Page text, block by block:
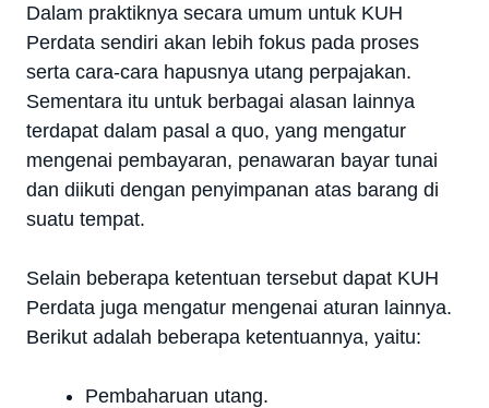
Dalam praktiknya secara umum untuk KUH
Perdata sendiri akan lebih fokus pada proses
serta cara-cara hapusnya utang perpajakan.
Sementara itu untuk berbagai alasan lainnya
terdapat dalam pasal a quo, yang mengatur
mengenai pembayaran, penawaran bayar tunai
dan diikuti dengan penyimpanan atas barang di
suatu tempat.
Selain beberapa ketentuan tersebut dapat KUH
Perdata juga mengatur mengenai aturan lainnya.
Berikut adalah beberapa ketentuannya, yaitu:
Pembaharuan utang.